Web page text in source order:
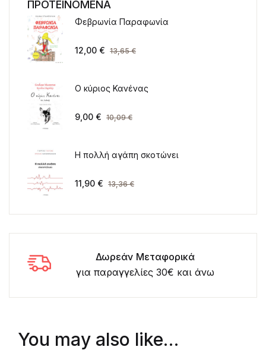
ΠΡΟΤΕΙΝΟΜΕΝΑ
Φεβρωνία Παραφωνία
12,00 € 13,65€
Ο κύριος Κανένας
9,00 € 10,09€
Η πολλή αγάπη σκοτώνει
11,90 € 13,36€
Δωρεάν Μεταφορικά
για παραγγελίες 30€ και άνω
You may also like…